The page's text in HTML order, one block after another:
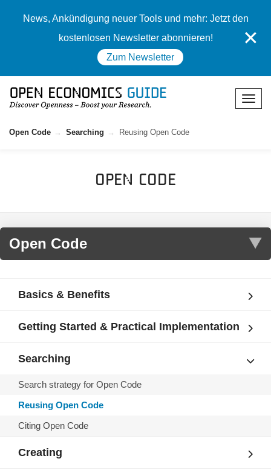
News, Ankündigung neuer Tools und mehr: Jetzt den
kostenlosen Newsletter abonnieren!
Zum Newsletter
✕
Open Code Searching Reusing Open Code
Open Code
Basics & Benefits
Getting Started & Practical Implementation
Searching
Search strategy for Open Code
Reusing Open Code
Citing Open Code
Creating